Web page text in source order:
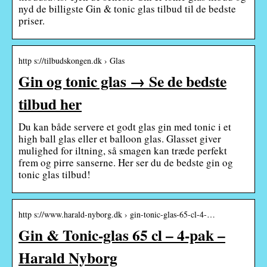
nyd de billigste Gin & tonic glas tilbud til de bedste
priser.
http s://tilbudskongen.dk › Glas
Gin og tonic glas → Se de bedste
tilbud her
Du kan både servere et godt glas gin med tonic i et
high ball glas eller et balloon glas. Glasset giver
mulighed for iltning, så smagen kan træde perfekt
frem og pirre sanserne. Her ser du de bedste gin og
tonic glas tilbud!
http s://www.harald-nyborg.dk › gin-tonic-glas-65-cl-4-…
Gin & Tonic-glas 65 cl – 4-pak –
Harald Nyborg